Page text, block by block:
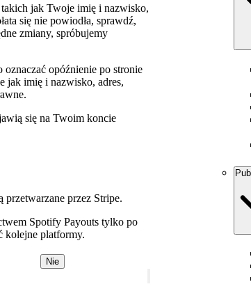
jak Twoje imię i nazwisko,
się nie powiodła, sprawdź,
zmiany, spróbujemy
opóźnienie po stronie
jak imię i nazwisko, adres,
się na Twoim koncie
przetwarzane przez Stripe.
Spotify Payouts tylko po
kolejne platformy.
Nie